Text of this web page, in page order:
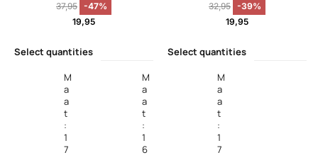
37,95 -47%
19,95
Select quantities
M
a
a
t
:
1
7
32,95 -39%
19,95
Select quantities
M
a
a
t
:
1
6
M
a
a
t
:
1
7